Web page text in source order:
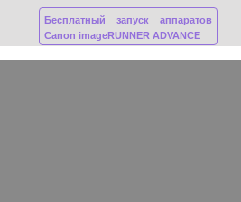
Бесплатный запуск аппаратов
Canon imageRUNNER ADVANCE